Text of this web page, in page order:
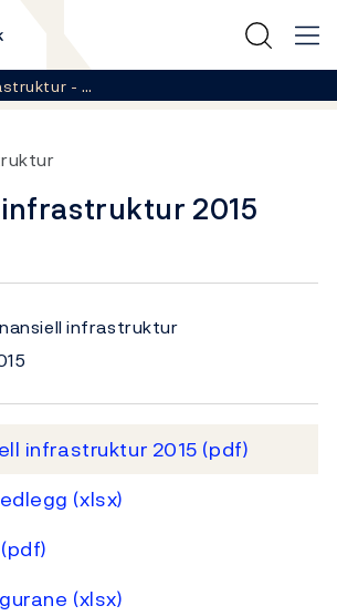
- …
2015
infrastruktur
infrastruktur 2015 (pdf)
(xlsx)
(pdf)
(xlsx)